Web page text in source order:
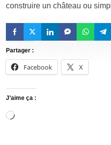
construire un château ou
Partager :
Facebook X
J’aime ça :